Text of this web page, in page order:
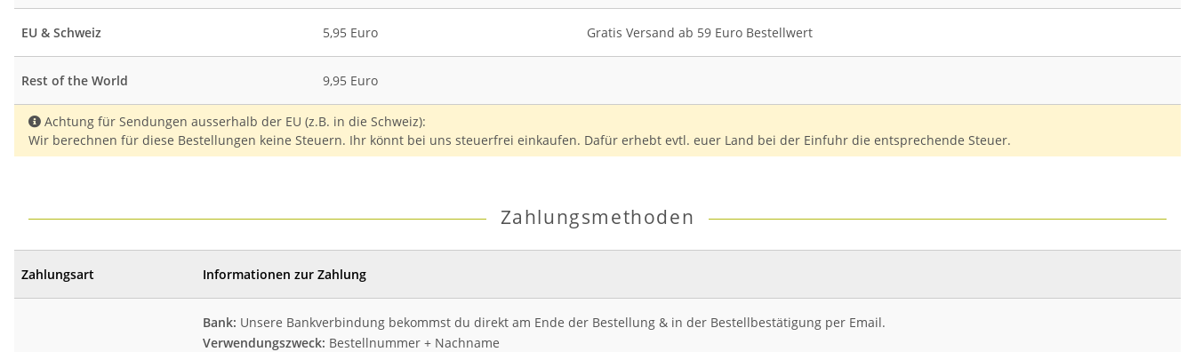
EU & Schweiz 5,95 Euro Gratis Versand ab 59 Euro Bestellwert
Rest of the World 9,95 Euro
Achtung für Sendungen ausserhalb der EU (z.B. in die Schweiz):
Wir berechnen für diese Bestellungen keine Steuern. Ihr könnt bei uns steuerfrei einkaufen. Dafür erhebt evtl. euer Land bei der Einfuhr die entsprechende Steuer.
Zahlungsmethoden
Zahlungsart Informationen zur Zahlung
Bank: Unsere Bankverbindung bekommst du direkt am Ende der Bestellung & in der Bestellbestätigung per Email.
Verwendungszweck: Bestellnummer + Nachname